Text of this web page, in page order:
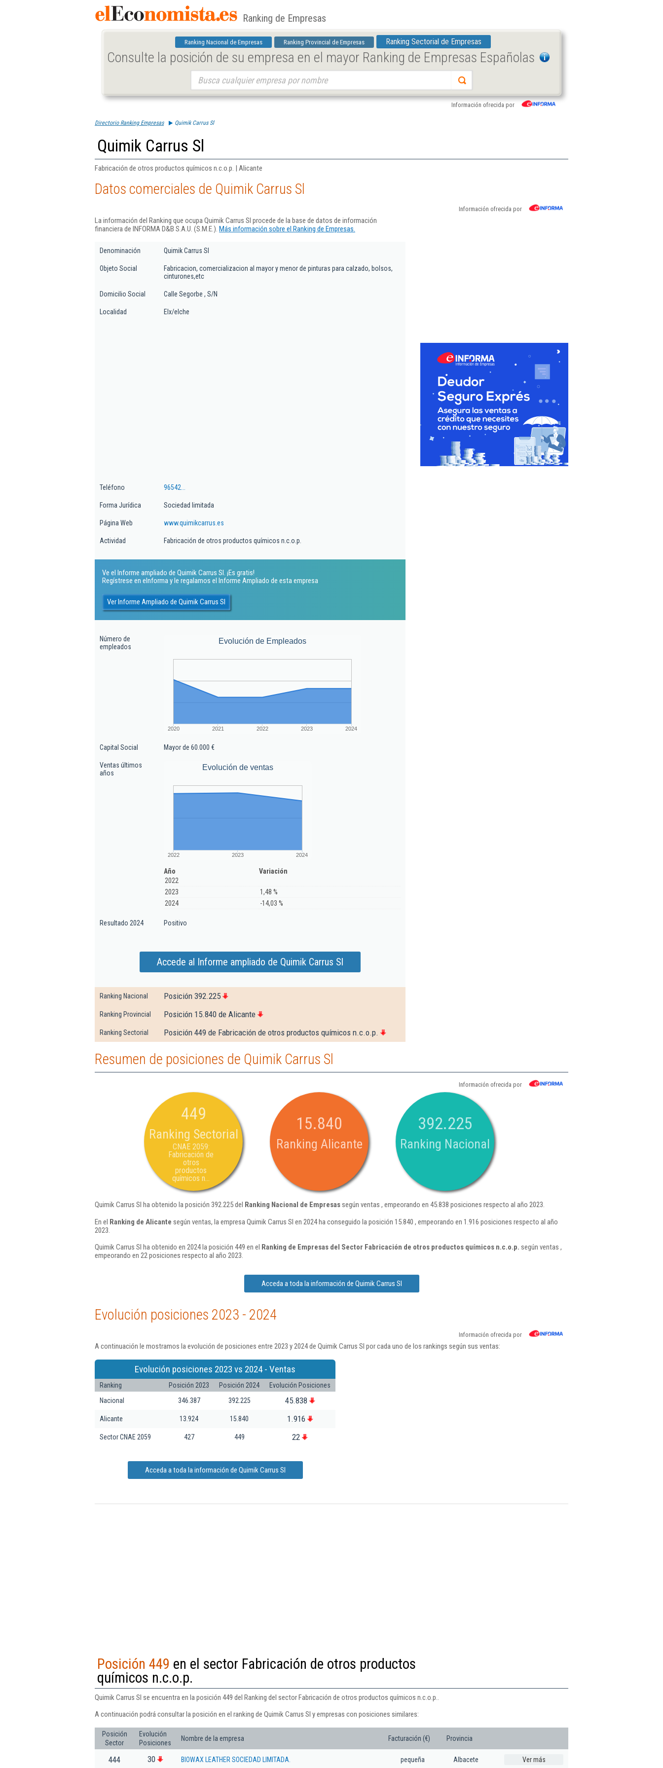
Ranking de Empresas
Ranking Nacional de Empresas Ranking Provincial de Empresas Ranking Sectorial de Empresas
Consulte la posición de su empresa en el mayor Ranking de Empresas Españolas
Información ofrecida por
Directorio Ranking Empresas Quimik Carrus Sl
Quimik Carrus Sl
Fabricación de otros productos químicos n.c.o.p. | Alicante
Datos comerciales de Quimik Carrus Sl
Información ofrecida por
La información del Ranking que ocupa Quimik Carrus Sl procede de la base de datos de información
financiera de INFORMA D&B S.A.U. (S.M.E.). Más información sobre el Ranking de Empresas.
Denominación Quimik Carrus Sl
Objeto Social
Fabricacion, comercializacion al mayor y menor de pinturas para calzado, bolsos,
cinturones,etc
Domicilio Social Calle Segorbe , S/N
Localidad Elx/elche
Teléfono 96542...
Forma Jurídica Sociedad limitada
Página Web www.quimikcarrus.es
Actividad Fabricación de otros productos químicos n.c.o.p.
Ve el Informe ampliado de Quimik Carrus Sl. ¡Es gratis!
Regístrese en eInforma y le regalamos el Informe Ampliado de esta empresa
Ver Informe Ampliado de Quimik Carrus Sl
Número de
empleados
Evolución de Empleados
2020 2021 2022 2023 2024
Capital Social Mayor de 60.000 €
Ventas últimos
años
Evolución de ventas
2022 2023 2024
Año
Variación
2022
2023
1,48 %
2024
-14,03 %
Resultado 2024 Positivo
Accede al Informe ampliado de Quimik Carrus Sl
Ranking Nacional Posición 392.225
Ranking Provincial Posición 15.840 de Alicante
Ranking Sectorial Posición 449 de Fabricación de otros productos químicos n.c.o.p.
Resumen de posiciones de Quimik Carrus Sl
Información ofrecida por
449
Ranking Sectorial
CNAE 2059:
Fabricación de
otros
productos
químicos n...
15.840
Ranking Alicante
392.225
Ranking Nacional
Quimik Carrus Sl ha obtenido la posición 392.225 del Ranking Nacional de Empresassegún ventas , empeorando en 45.838 posiciones respecto al año 2023.
En el Ranking de Alicante según ventas, la empresa Quimik Carrus Sl en 2024 ha conseguido la posición 15.840 , empeorando en 1.916 posiciones respecto al año
2023.
Quimik Carrus Sl ha obtenido en 2024 la posición 449 en el Ranking de Empresas del Sector Fabricación de otros productos químicos n.c.o.p. según ventas ,
empeorando en 22 posiciones respecto al año 2023.
Acceda a toda la información de Quimik Carrus Sl
Evolución posiciones 2023 - 2024
Información ofrecida por
A continuación le mostramos la evolución de posiciones entre 2023 y 2024 de Quimik Carrus Sl por cada uno de los rankings según sus ventas:
Evolución posiciones 2023 vs 2024 - Ventas
Ranking Posición 2023 Posición 2024
Evolución Posiciones
Nacional
346.387 392.225 45.838
Alicante 13.924 15.840 1.916
Sector CNAE 2059 427 449 22
Acceda a toda la información de Quimik Carrus Sl
Posición 449 en el sector Fabricación de otros productos
químicos n.c.o.p.
Quimik Carrus Sl se encuentra en la posición 449 del Ranking del sector Fabricación de otros productos químicos n.c.o.p..
A continuación podrá consultar la posición en el ranking de Quimik Carrus Sl y empresas con posiciones similares:
Posición
Sector
Evolución
Posiciones
Nombre de la empresa Facturación (€) Provincia
444 30 BIOWAX LEATHER SOCIEDAD LIMITADA. pequeña Albacete Ver más